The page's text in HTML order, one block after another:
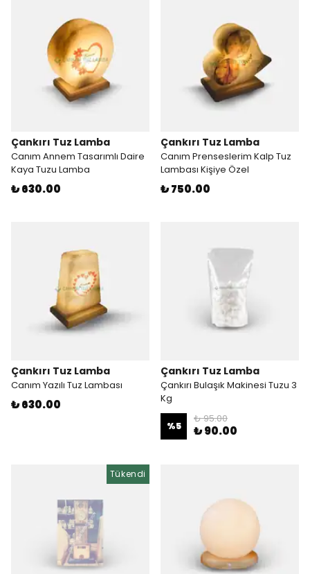
Çankırı Tuz Lamba
Canım Annem Tasarımlı Daire
Kaya Tuzu Lamba
₺ 630.00
Çankırı Tuz Lamba
Canım Prenseslerim Kalp Tuz
Lambası Kişiye Özel
₺ 750.00
Çankırı Tuz Lamba
Canım Yazılı Tuz Lambası
₺ 630.00
Çankırı Tuz Lamba
Çankırı Bulaşık Makinesi Tuzu 3
Kg
%5
₺ 95.00
₺ 90.00
Tükendi